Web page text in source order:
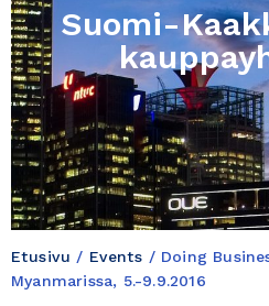
Suomi-
Etusivu / Events / Doing
Myanmarissa, 5.-9.9.2016